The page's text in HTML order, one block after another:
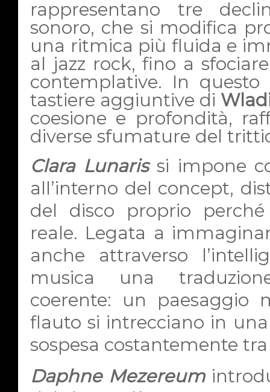
rappresentano tre
sonoro, che si modifica
una ritmica più fluida e
al jazz rock, fino a
contemplative. In
tastiere aggiuntive di
coesione e profondità,
diverse sfumature del
Clara Lunarissi impone
all’interno del concept,
del disco proprio
reale. Legata a
anche attraverso
musica una
coerente: un paesaggio
flauto si intrecciano in
sospesa costantemente
Daphne Mezereum